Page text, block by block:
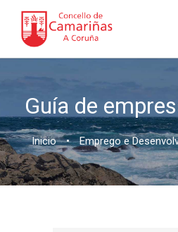
Guía de
Inicio • Emprego e